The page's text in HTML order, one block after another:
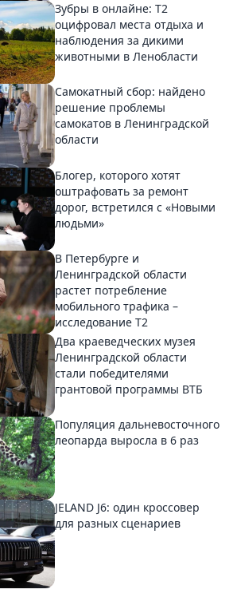
Зубры в онлайне: Т2
оцифровал места отдыха и
наблюдения за дикими
животными в Ленобласти
Самокатный сбор: найдено
решение проблемы
самокатов в Ленинградской
области
Блогер, которого хотят
оштрафовать за ремонт
дорог, встретился с «Новыми
людьми»
В Петербурге и
Ленинградской области
растет потребление
мобильного трафика –
исследование T2
Два краеведческих музея
Ленинградской области
стали победителями
грантовой программы ВТБ
Популяция дальневосточного
леопарда выросла в 6 раз
JELAND J6: один кроссовер
для разных сценариев